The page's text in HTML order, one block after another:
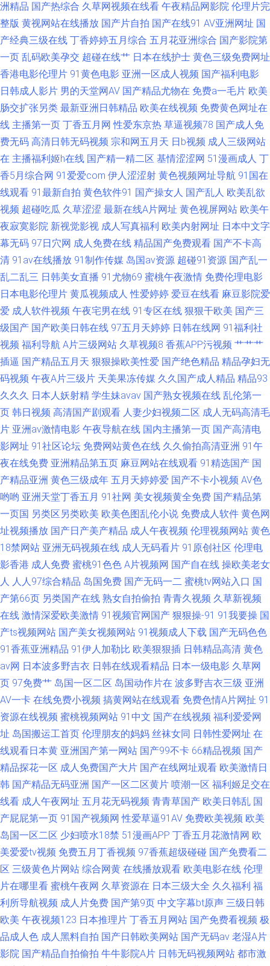
试看 老司机夜间网址 久久九九99 精品无码一区二区无码 国产亚洲欧美成人
国产婷婷开心网 国产精品美女被日 国产福利av 成人网观看 操人妻91 俺去撸
丝袜足交视频国产 97国产碰 91视频综合网站 91伪娘在线观看 91上逼 91撸
啊撸欧洲 91人妻人人澡人人爽 91视频免费在观看 91探花熟女在线播放 91
网站国产视频观看 91深插 91伦乱视频 91海角社区国产精伦 91爱爱网 伊人
砖区 香蕉人狼人综合 亚洲东方影视av 五月天影院 首页AV片区 三级网站在线
日本A黄 欧美综合在线黄 欧美啪色影院 男人的天堂午夜剧场版 美女写真 欧
美中文字幕精品人妻 日本Aⅴ视屏 青青干逼 日本人妖学aa 欧州专区 欧美专区
日韩专区 欧美日韩成人精品 女同视频网站在线观看 蜜桃永久免费视频入口
老湿影院茄子影院 久久九九热
洲精品 国产热综合 久草网视频在线看 午夜精品网影院 伦理片完
整版 黄视网站在线播放 国产片自拍 国产在线91 AV亚洲网址 国
产经典三级在线 丁香婷婷五月综合 五月花亚洲综合 国产影院第
一页 乱码欧美孕交 超碰在线艹 日本在线护士 黄色三级免费网址
香港电影伦理片 91黄色电影 亚洲一区成人视频 国产福利电影
日韩成人影片 男的天堂网AV 国产精品尤物在 免费a一毛片 欧美
肠交扩张另类 最新亚洲日韩精品 欧美在线视频 免费黄色网址在
线 主播第一页 丁香五月网 性爱东京热 草逼视频78 国产成人免
费无码 高清日韩无码视频 宗和网五月天 日b视频 成人三级网站
在 主播福利姬h在线 国产精一精二区 基情涩涩网 51漫画成人 丁
香5月综合网 91爱爱com 伊人涩涩射 黄色视频网址导航 91国在
线观看 91最新自拍 黄色软件91 国产操女人 国产乱人 欧美乱欲
视频 超碰吃瓜 久草涩涩 最新在线A片网址 黄色视屏网站 欧美午
夜寂寞影院 新视觉影视 成人写真福利 欧美内射网址 日本中文字
幕无码 97日穴网 成人免费在线 精品国产免费观看 国产不卡高
清 91av在线播放 91制作传媒 岛国av资源 超碰91资源 国产乱一
乱二乱三 日韩美女直播 91尤物69 蜜桃午夜激情 免费伦理电影
日本电影伦理片 黄瓜视频成人 性爱婷婷 爱豆在线看 麻豆影院爱
爱 成人软件视频 午夜宅男在线 91专区在线 狠狠干欧美 国产三
级国产 国产欧美日韩在线 97五月天婷婷 日韩在线网 91福利社
视频 福利导航 A片三级网站 久草视频8 香蕉APP污视频 艹艹艹
插逼 国产精品五月天 狠狠操欧美性爱 国产绝色精品 精品孕妇无
码视频 午夜A片三级片 天美果冻传媒 久久国产成人精品 精品93
久久久 日本人妖射精 学生妹avav 国产熟女视频在线 乱伦第一
页 韩日视频 高清国产剧观看 人妻少妇视频二区 成人无码高清毛
片 亚洲av激情电影 午夜导航在线 国内主播第一页 国产高清电
影网址 91社区论坛 免费网站黄色在线 久久偷拍高清亚洲 91午
夜在线免费 亚洲精品第五页 麻豆网站在线观看 91精选国产 国
产精品亚洲 黄色三级成年 五月天婷婷爱 国产不卡小视频 AV色
哟哟 亚洲天堂丁香五月 91社网 美女视频黄全免费 国产精品第
一页国 另类区另类欧美 欧美色图乱伦小说 免费成人软件 黄色网
址视频播放 国产日产美产精品 成人午夜视频 伦理视频网站 黄色
18禁网站 亚洲无码视频在线 成人无码看片 91原创社区 伦理电
影香港 成人免费 蜜桃91色色 A片视频网 国产自在线 操欧美老女
人 人人97综合精品 岛国免费 国产无码一二 蜜桃tv网站入口 国
产第66页 另类国产在线 熟女自拍偷拍 青青久视频 久草新视频
在线 激情深爱欧美激情 91视频官网国产 狠狠操-91 91我要操 国
产ts视频网站 国产美女视频网站 91视频成人下载 国产无码色色
91香蕉亚洲精品 91伊人加勒比 欧美狠狠插 日韩精品高清 黄色
av网 日本波多野吉衣 日韩在线观看精品 日本一级电影 久草网
页 97免费艹 岛国一区二区 岛国动作片在 波多野吉衣三级 亚洲
AV一卡 在线免费小视频 搞黄网站在线观看 免费色情A片网扯 91
资源在线视频 蜜桃视频网站 91中文 国产在线视频 福利爱爱网
址 岛国搬运工首页 伦理朋友的妈妈 丝袜女同 日韩性爱网址 在
线观看日本黄 亚洲国产第一网站 国产99不卡 66精品视频 国产
精品探花一区 成人免费国产大片 国产在线网址观看 欧美激情日
韩 国产精品无码亚洲 国产一区二区黄片 喷潮一区 福利姬足交在
线看 成人午夜网址 五月花无码视频 青青草国产 欧美日韩乱 国
产屁屁第一页 91国产视频网 性爱草逼91AV 免费欧美视频 欧美
岛国一区二区 少妇喷水18禁 51漫画APP 丁香五月花激情网 欧
美爱爱tv视频 免费五月丁香视频 97香蕉超级碰碰 国产免费看二
区 三级黄色片网站 综合网黄 在线播放观看 欧美电影在线 伦理
片在哪里看 蜜桃午夜网 久草资源在 日本三级大全 久久福利 福
利所导航视频 成人片免费 国产第9页 中文字幕bt原声 三级日韩
欧美 午夜视频123 日本推理片 丁香五月网站 国产免费看视频 极
品成人色 成人黑料自拍 国产日韩欧美网站 国产无码av 老湿A片
影院 国产精品自拍偷拍 牛牛影院A片 日韩无码视频网站 都市激